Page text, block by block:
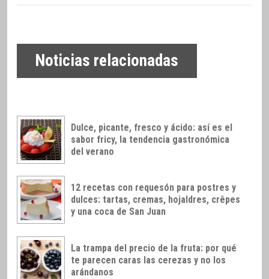
Noticias relacionadas
Dulce, picante, fresco y ácido: así es el
sabor fricy, la tendencia gastronómica
del verano
12 recetas con requesón para postres y
dulces: tartas, cremas, hojaldres, crêpes
y una coca de San Juan
La trampa del precio de la fruta: por qué
te parecen caras las cerezas y no los
arándanos